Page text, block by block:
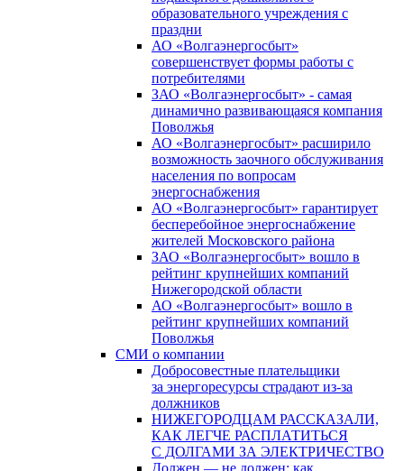
образовательного учреждения с
праздни
АО «Волгаэнергосбыт»
совершенствует формы работы с
потребителями
ЗАО «Волгаэнергосбыт» - самая
динамично развивающаяся компания
Поволжья
АО «Волгаэнергосбыт» расширило
возможность заочного обслуживания
населения по вопросам
энергоснабжения
АО «Волгаэнергосбыт» гарантирует
бесперебойное энергоснабжение
жителей Московского района
ЗАО «Волгаэнергосбыт» вошло в
рейтинг крупнейших компаний
Нижегородской области
АО «Волгаэнергосбыт» вошло в
рейтинг крупнейших компаний
Поволжья
СМИ о компании
Добросовестные плательщики
за энергоресурсы страдают из-за
должников
НИЖЕГОРОДЦАМ РАССКАЗАЛИ,
КАК ЛЕГЧЕ РАСПЛАТИТЬСЯ
С ДОЛГАМИ ЗА ЭЛЕКТРИЧЕСТВО